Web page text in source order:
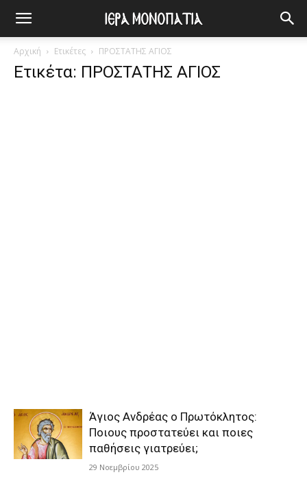
Αρχική Ετικέτες ΠΡΟΣΤΑΤΗΣ ΑΓΙΟΣ
Ετικέτα: ΠΡΟΣΤΑΤΗΣ ΑΓΙΟΣ
Άγιος Ανδρέας ο Πρωτόκλητος:
Ποιους προστατεύει και ποιες
παθήσεις γιατρεύει;
29 Νοεμβρίου 2025